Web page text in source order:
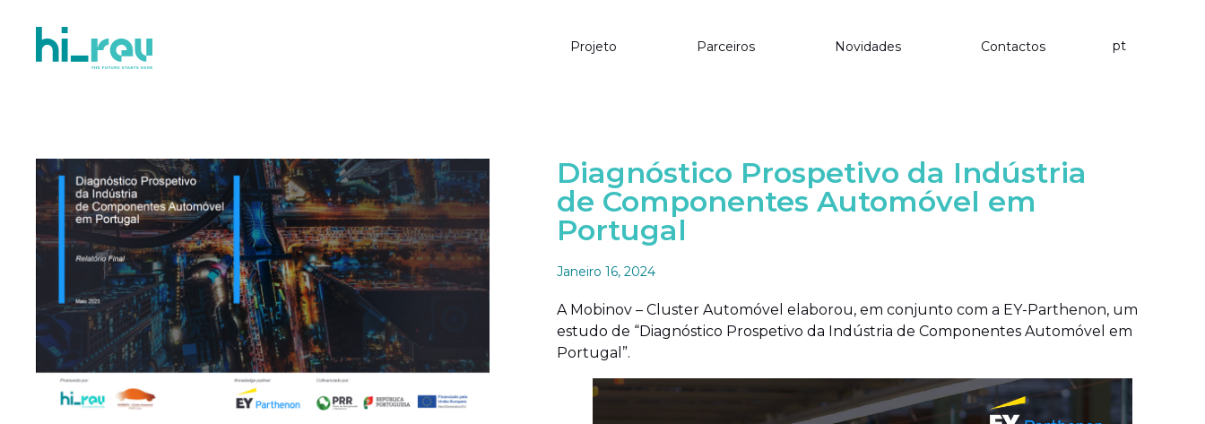
Projeto Parceiros Novidades Contactos pt
Diagnóstico Prospetivo da Indústria
de Componentes Automóvel em
Portugal
Janeiro 16, 2024
A Mobinov – Cluster Automóvel elaborou, em conjunto com a EY-Parthenon, um
estudo de “Diagnóstico Prospetivo da Indústria de Componentes Automóvel em
Portugal”.